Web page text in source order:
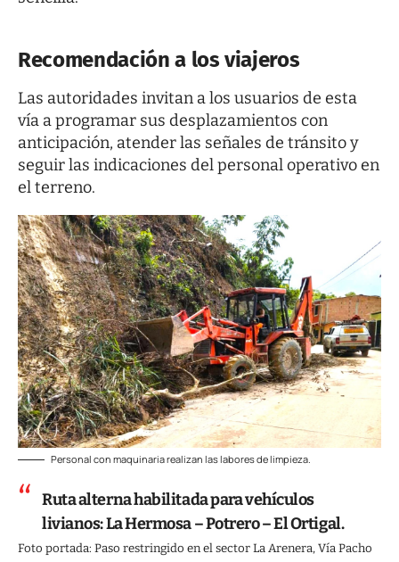
Recomendación a los viajeros
Las autoridades invitan a los usuarios de esta
vía a programar sus desplazamientos con
anticipación, atender las señales de tránsito y
seguir las indicaciones del personal operativo en
el terreno.
Personal con maquinaria realizan las labores de limpieza.
Ruta alterna habilitada para vehículos
livianos: La Hermosa – Potrero – El Ortigal.
Foto portada: Paso restringido en el sector La Arenera, Vía Pacho